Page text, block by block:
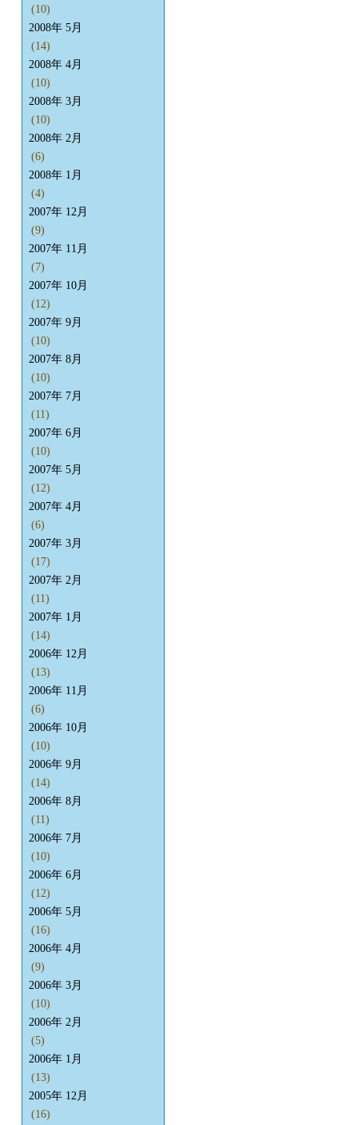
(10)
2008年 5月
(14)
2008年 4月
(10)
2008年 3月
(10)
2008年 2月
(6)
2008年 1月
(4)
2007年 12月
(9)
2007年 11月
(7)
2007年 10月
(12)
2007年 9月
(10)
2007年 8月
(10)
2007年 7月
(11)
2007年 6月
(10)
2007年 5月
(12)
2007年 4月
(6)
2007年 3月
(17)
2007年 2月
(11)
2007年 1月
(14)
2006年 12月
(13)
2006年 11月
(6)
2006年 10月
(10)
2006年 9月
(14)
2006年 8月
(11)
2006年 7月
(10)
2006年 6月
(12)
2006年 5月
(16)
2006年 4月
(9)
2006年 3月
(10)
2006年 2月
(5)
2006年 1月
(13)
2005年 12月
(16)